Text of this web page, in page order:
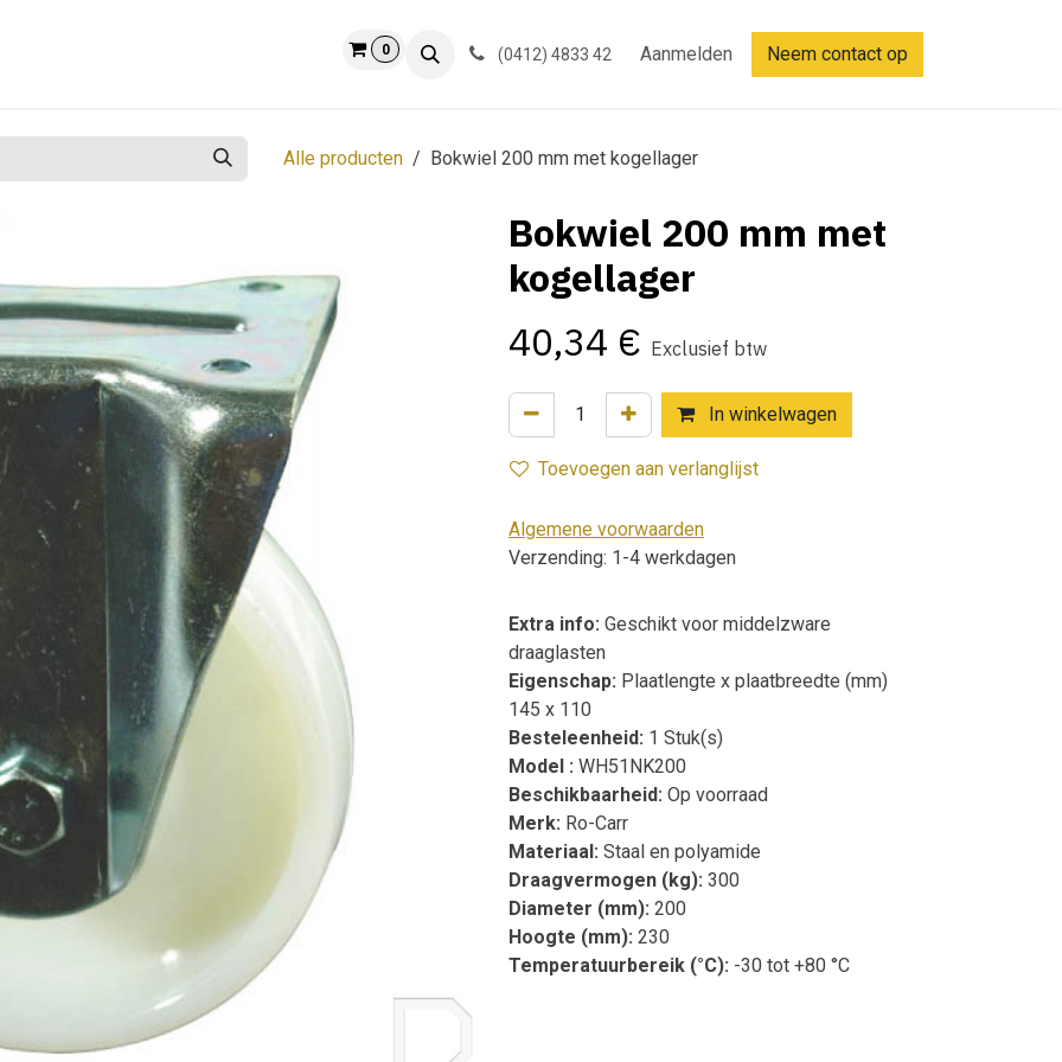
0 (0412) 4833 42 Aanmelden Neem contact op
Alle producten Bokwiel 200 mm met kogellager
Bokwiel 200 mm met
kogellager
40,34 € Exclusief btw
In winkelwagen
Toevoegen aan verlanglijst
Algemene voorwaarden
Verzending: 1-4 werkdagen
Extra info: Geschikt voor middelzware
draaglasten
Eigenschap: Plaatlengte x plaatbreedte (mm)
145 x 110
Besteleenheid: 1 Stuk(s)
Model : WH51NK200
Beschikbaarheid: Op voorraad
Merk: Ro-Carr
Materiaal: Staal en polyamide
Draagvermogen (kg): 300
Diameter (mm): 200
Hoogte (mm): 230
Temperatuurbereik (°C): -30 tot +80 °C